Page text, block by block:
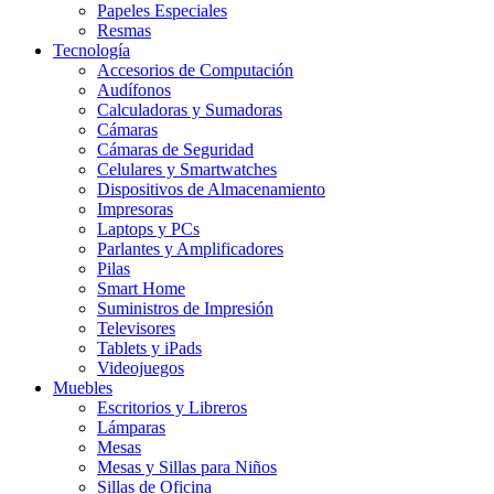
Papeles Especiales
Resmas
Tecnología
Accesorios de Computación
Audífonos
Calculadoras y Sumadoras
Cámaras
Cámaras de Seguridad
Celulares y Smartwatches
Dispositivos de Almacenamiento
Impresoras
Laptops y PCs
Parlantes y Amplificadores
Pilas
Smart Home
Suministros de Impresión
Televisores
Tablets y iPads
Videojuegos
Muebles
Escritorios y Libreros
Lámparas
Mesas
Mesas y Sillas para Niños
Sillas de Oficina